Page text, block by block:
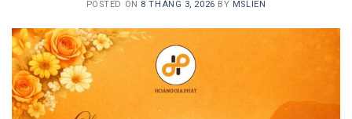
POSTED ON 8 THÁNG 3, 2026 BY MSLIEN